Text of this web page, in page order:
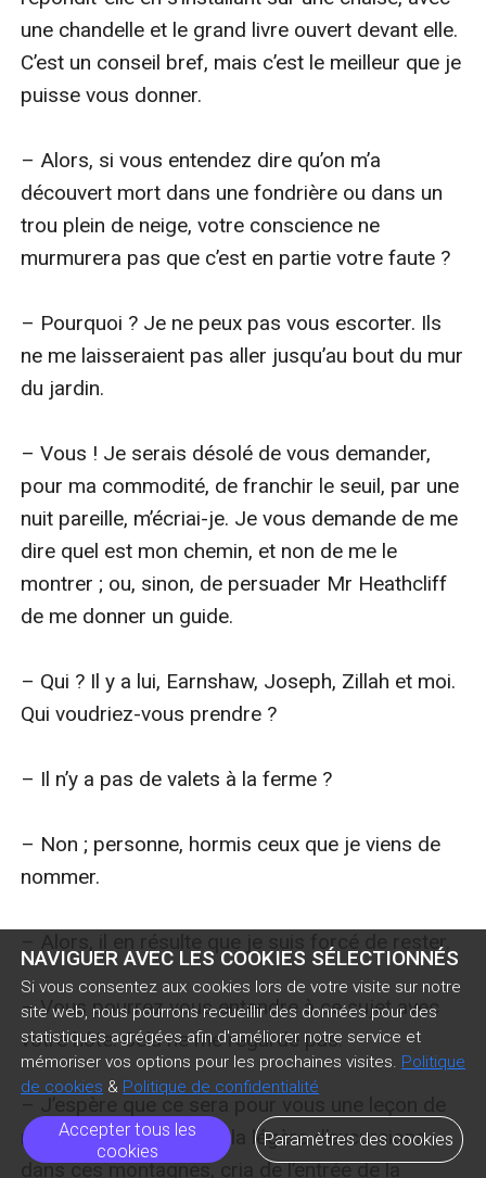
NAVIGUER AVEC LES COOKIES SÉLECTIONNÉS
Si vous consentez aux cookies lors de votre visite sur notre
site web, nous pourrons recueillir des données pour des
statistiques agrégées afin d'améliorer notre service et
mémoriser vos options pour les prochaines visites. Politique
de cookies & Politique de confidentialité
Accepter tous les
cookies
Paramètres des cookies